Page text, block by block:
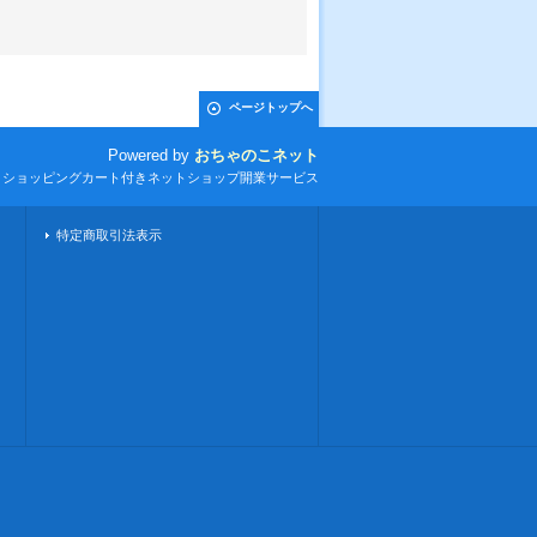
ページトップへ
Powered by おちゃのこネット
ョッピングカート付きネットショップ開業サービス
特定商取引法表示